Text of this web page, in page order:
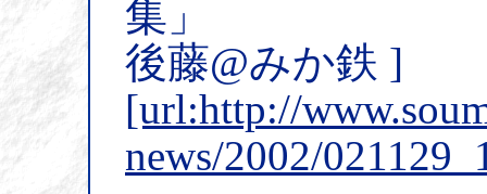
集」
後藤@みか鉄 ]
[url:http://
news/2002/